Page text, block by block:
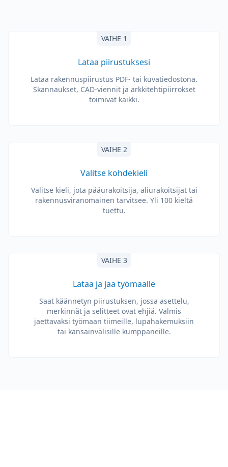
VAIHE 1
Lataa piirustuksesi
Lataa rakennuspiirustus PDF- tai kuvatiedostona.
Skannaukset, CAD-viennit ja arkkitehtipiirrokset
toimivat kaikki.
VAIHE 2
Valitse kohdekieli
Valitse kieli, jota pääurakoitsija, aliurakoitsijat tai
rakennusviranomainen tarvitsee. Yli 100 kieltä
tuettu.
VAIHE 3
Lataa ja jaa työmaalle
Saat käännetyn piirustuksen, jossa asettelu,
merkinnät ja selitteet ovat ehjiä. Valmis
jaettavaksi työmaan tiimeille, lupahakemuksiin
tai kansainvälisille kumppaneille.